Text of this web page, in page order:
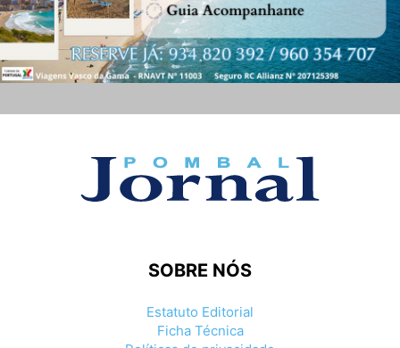
SOBRE NÓS
Estatuto Editorial
Ficha Técnica